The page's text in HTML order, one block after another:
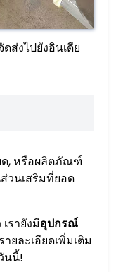
ส่งไปยังอินเดีย
ด, หรือผลิตภัณฑ์
วนเสริมที่ยอด
รายังมีอุปกรณ์
ยละเอียดเพิ่มเติม
นนี้!